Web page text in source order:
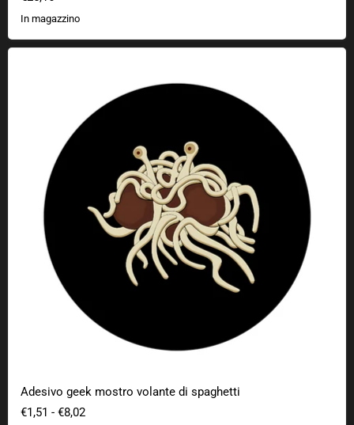
In magazzino
Adesivo geek mostro volante di spaghetti
€1,51 - €8,02